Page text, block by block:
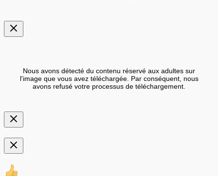
Nous avons détecté du contenu réservé aux adultes sur
l'image que vous avez téléchargée. Par conséquent, nous
avons refusé votre processus de téléchargement.